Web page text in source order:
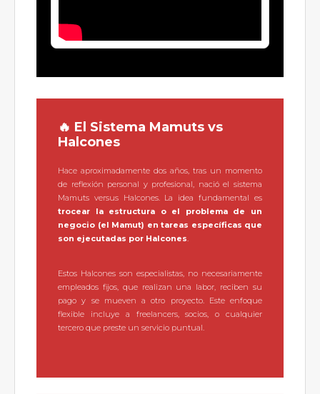
🔥 El Sistema Mamuts vs
Halcones
Hace aproximadamente dos años, tras un momento
de reflexión personal y profesional, nació el sistema
Mamuts versus Halcones. La idea fundamental es
trocear la estructura o el problema de un
negocio (el Mamut) en tareas específicas que
son ejecutadas por Halcones.
Estos Halcones son especialistas, no necesariamente
empleados fijos, que realizan una labor, reciben su
pago y se mueven a otro proyecto. Este enfoque
flexible incluye a freelancers, socios, o cualquier
tercero que preste un servicio puntual.